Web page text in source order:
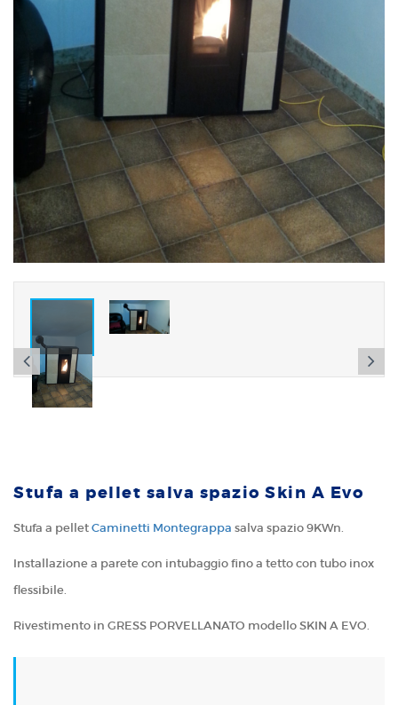
Stufa a pellet salva spazio Skin A Evo
Stufa a pelletCaminetti Montegrappa salva spazio 9KWn.
Installazione a parete con intubaggio fino a tetto con tubo inox
flessibile.
Rivestimento in GRESS PORVELLANATO modello SKIN A EVO.